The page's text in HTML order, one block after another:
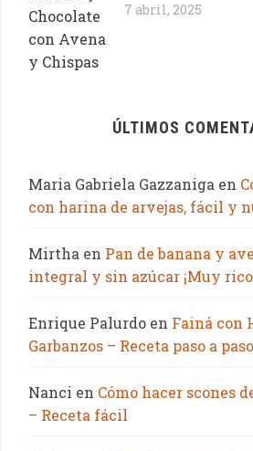
7 abril, 2025
ÚLTIMOS
Maria Gabriela Gazzaniga en
con harina de arvejas, fácil y
Mirtha en Pan de banana y
integral y sin azúcar ¡Muy
Enrique Palurdo en Fainá con
Garbanzos – Receta paso a paso
Nanci en Cómo hacer scones
– Receta fácil